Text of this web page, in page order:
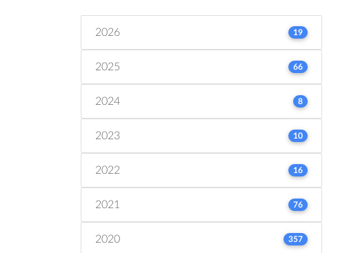
2026 19
2025 66
2024 8
2023 10
2022 16
2021 76
2020 357